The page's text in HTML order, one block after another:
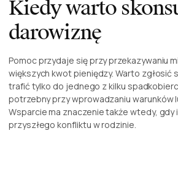
Kiedy warto
darowiznę
Pomoc przydaje się przy przekazywaniu
większych kwot pieniędzy. Warto zgłosić
trafić tylko do jednego z kilku
potrzebny przy wprowadzaniu warunków
Wsparcie ma znaczenie także wtedy, gdy
przyszłego konfliktu w rodzinie.